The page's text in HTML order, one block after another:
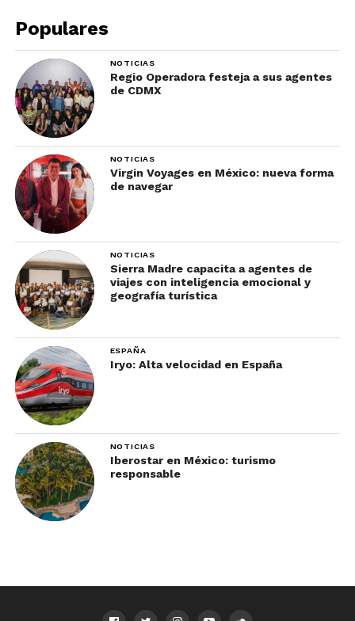
Populares
NOTICIAS
Regio Operadora festeja a sus agentes
de CDMX
NOTICIAS
Virgin Voyages en México: nueva forma
de navegar
NOTICIAS
Sierra Madre capacita a agentes de
viajes con inteligencia emocional y
geografía turística
ESPAÑA
Iryo: Alta velocidad en España
NOTICIAS
Iberostar en México: turismo
responsable